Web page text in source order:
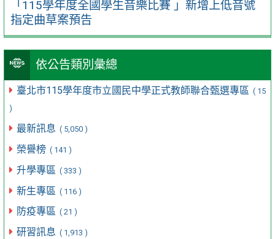
「115學年度全國學生音樂比賽 」新增上低音號
指定曲草案預告
依公告類別彙總
臺北市115學年度市立國民中學正式教師聯合甄選專區 ( 15
)
最新訊息 ( 5,050 )
榮譽榜 ( 141 )
升學專區 ( 333 )
新生專區 ( 116 )
防疫專區 ( 21 )
研習訊息 ( 1,913 )